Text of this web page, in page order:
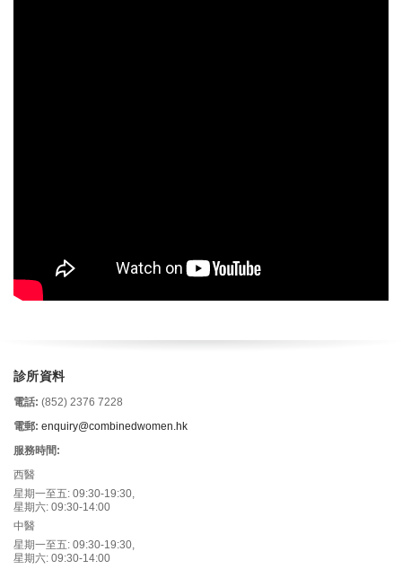
診所資料
電話: (852) 2376 7228
電郵: enquiry@combinedwomen.hk
服務時間:
西醫
星期一至五: 09:30-19:30,
星期六: 09:30-14:00
中醫
星期一至五: 09:30-19:30,
星期六: 09:30-14:00